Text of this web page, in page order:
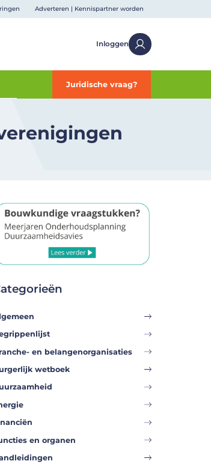
Adverteren | Kennispartner worden
Inloggen
Juridische vraag?
en belangenorganisaties
wetboek
en organen